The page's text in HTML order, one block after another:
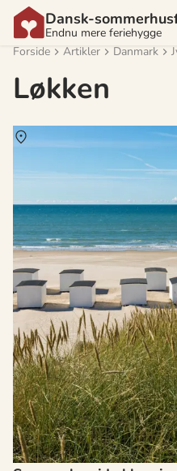
Dansk-
Endnu mere feriehygge
Forside
Artikler Danmark
Løkken
Om